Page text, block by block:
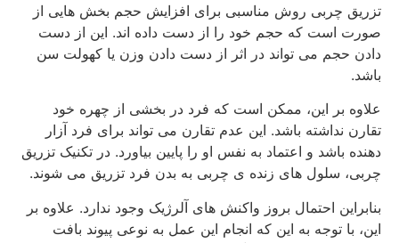
تزریق چربی روش مناسبی برای افزایش حجم بخش هایی از
صورت است که حجم خود را از دست داده اند. این از دست
دادن حجم می تواند در اثر از دست دادن وزن یا کهولت سن
باشد.
علاوه بر این، ممکن است که فرد در بخشی از چهره خود
تقارن نداشته باشد. این عدم تقارن می تواند برای فرد آزار
دهنده باشد و اعتماد به نفس او را پایین بیاورد. در تکنیک تزریق
چربی، سلول های زنده ی چربی به بدن فرد تزریق می شوند.
بنابراین احتمال بروز واکنش های آلرژیک وجود ندارد. علاوه بر
این، با توجه به این که انجام این عمل به نوعی پیوند بافت